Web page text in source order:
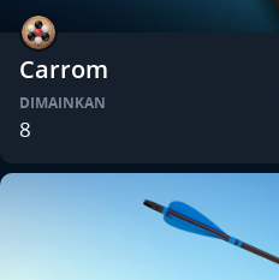
Carrom
DIMAINKAN
8